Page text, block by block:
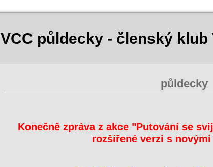
VCC půldecky - členský klub
půldecky
Konečně zpráva z akce "Putování se
rozšířené verzi s